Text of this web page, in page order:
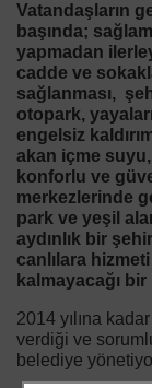
Vatandaşların
başında;
yapmadan
cadde ve
sağlanması,
otopark,
engelsiz
akan içme
konforlu ve
merkezlerinde
park ve yeşil
aydınlık bir
canlılara
kalmayacağı
2014 yılına
verdiği ve
belediye